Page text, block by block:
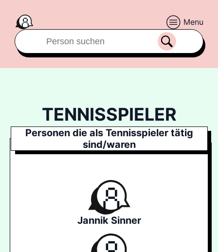
Menu
TENNISSPIELER
Personen die als Tennisspieler tätig
sind/waren
Jannik Sinner